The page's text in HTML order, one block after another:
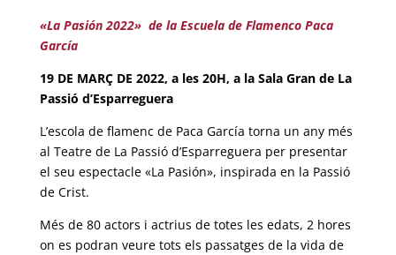
«La Pasión 2022» de la Escuela de Flamenco Paca
García
19 DE MARÇ DE 2022, a les 20H, a la Sala Gran de La
Passió d’Esparreguera
L’escola de flamenc de Paca García torna un any més
al Teatre de La Passió d’Esparreguera per presentar
el seu espectacle «La Pasión», inspirada en la Passió
de Crist.
Més de 80 actors i actrius de totes les edats, 2 hores
on es podran veure tots els passatges de la vida de